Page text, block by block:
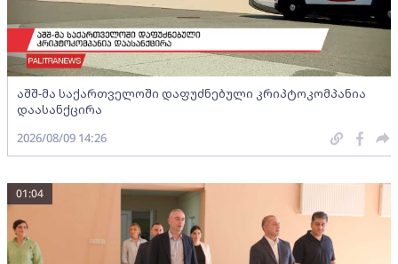
აშშ-მა საქართველოში დაფუძნებული კრიპტოკომპანია
დაასანქცირა
2026/08/09 14:26
01:04